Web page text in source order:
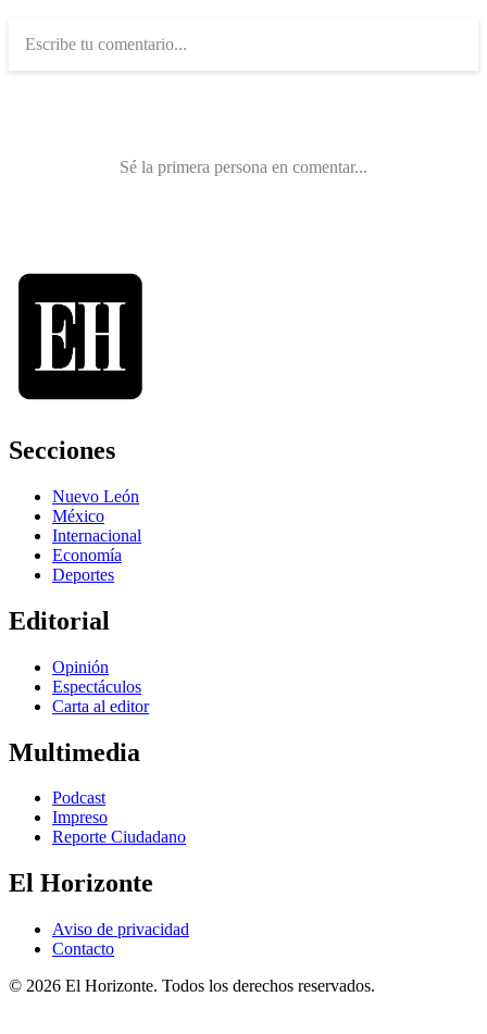
Secciones
Nuevo León
México
Internacional
Economía
Deportes
Editorial
Opinión
Espectáculos
Carta al editor
Multimedia
Podcast
Impreso
Reporte Ciudadano
El Horizonte
Aviso de privacidad
Contacto
© 2026 El Horizonte. Todos los derechos reservados.